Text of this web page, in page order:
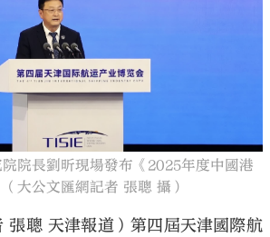
大公文匯
院長劉昕現場發布《2025年度中國港
大公文匯網記者 張聰 攝）
張聰 天津報道）第四屆天津國際航